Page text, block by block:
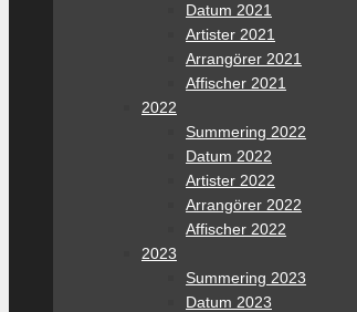
Datum 2021
Artister 2021
Arrangörer 2021
Affischer 2021
2022
Summering 2022
Datum 2022
Artister 2022
Arrangörer 2022
Affischer 2022
2023
Summering 2023
Datum 2023